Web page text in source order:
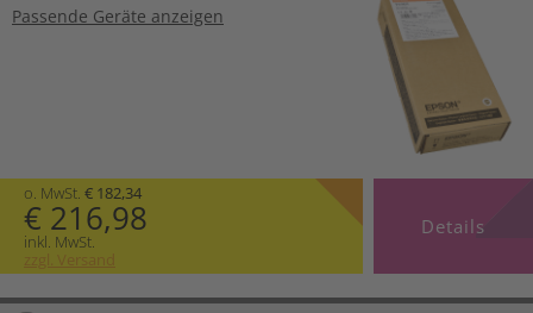
Passende Geräte anzeigen
o. MwSt. € 182,34
€ 216,98
inkl. MwSt.
zzgl. Versand
Details